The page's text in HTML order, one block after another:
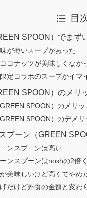
目
SPOON）でまず
が薄いスープがあった
コナッツが美味しくなか
定コラボのスープがイマ
SPOON）のメリ
SPOON）のメリッ
SPOON）のデメリ
プーン（GREEN
ンスプーンは高い
ンスプーンはnoshの2倍
美味しいけど高くてやめ
だけど外食の金額と変わ